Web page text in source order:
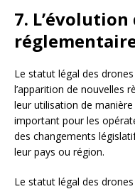
7.
Le statut légal des
l’apparition de nouvelles
leur utilisation de
important pour les
des changements
leur pays ou région.
Le statut légal des